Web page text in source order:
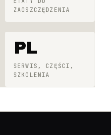
ZAOSZCZĘDZENIA
PL
SERWIS, CZĘŚCI,
SZKOLENIA